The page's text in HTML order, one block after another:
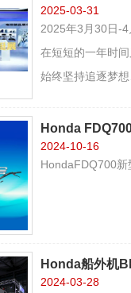
2025-03-31
2025年3月30日-
在短短的一年时
始终坚持追逐梦
Honda
2024-10-16
HondaFDQ700新
Honda船外机
2024-03-28